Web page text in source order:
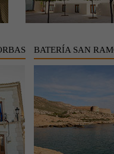
BATERÍA SAN